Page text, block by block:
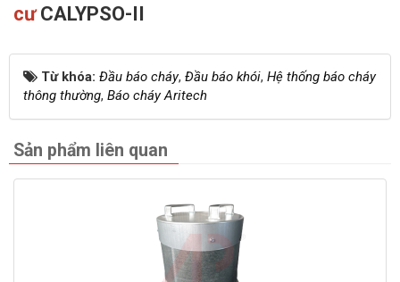
cưCALYPSO-II
Từ khóa: Đầu báo cháy, Đầu báo khói, Hệ thống báo cháy
thông thường, Báo cháy Aritech
Sản phẩm liên quan